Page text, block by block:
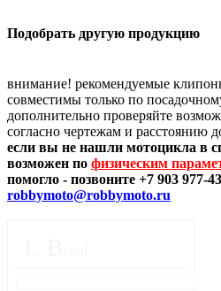
Подобрать другую продукцию
внимание! рекомендуемые
совместимы только по
дополнительно проверяйте
согласно чертежам и расстоянию
если вы не нашли мотоцикла в
возможен по физическим
помогло - позвоните +7 903 977-
robbymoto@robbymoto.ru